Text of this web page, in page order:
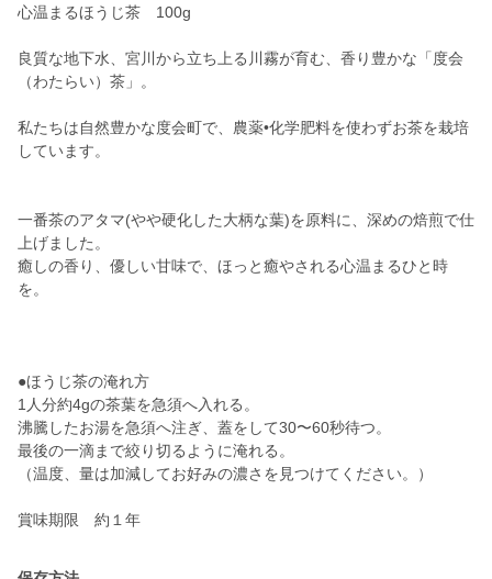
心温まるほうじ茶 100g
良質な地下水、宮川から立ち上る川霧が育む、香り豊かな「度会
（わたらい）茶」。
私たちは自然豊かな度会町で、農薬•化学肥料を使わずお茶を栽培
しています。
一番茶のアタマ(やや硬化した大柄な葉)を原料に、深めの焙煎で仕
上げました。
癒しの香り、優しい甘味で、ほっと癒やされる心温まるひと時
を。
●ほうじ茶の淹れ方
1人分約4gの茶葉を急須へ入れる。
沸騰したお湯を急須へ注ぎ、蓋をして30〜60秒待つ。
最後の一滴まで絞り切るように淹れる。
（温度、量は加減してお好みの濃さを見つけてください。）
賞味期限 約１年